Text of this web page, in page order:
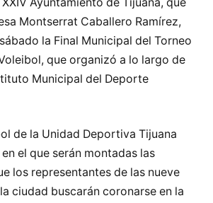
Montserrat Caballero Ramírez,
la Final Municipal del Torneo
que organizó a lo largo de
Municipal del Deporte
de la Unidad Deportiva Tijuana
el que serán montadas las
los representantes de las nueve
ciudad buscarán coronarse en la